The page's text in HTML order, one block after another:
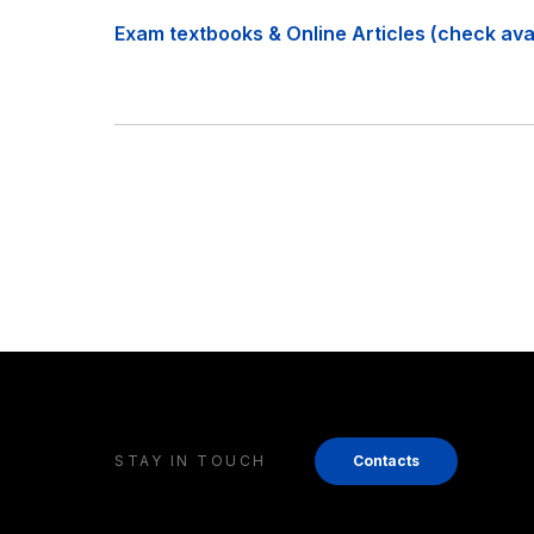
Exam textbooks & Online Articles (check
STAY IN TOUCH Contacts